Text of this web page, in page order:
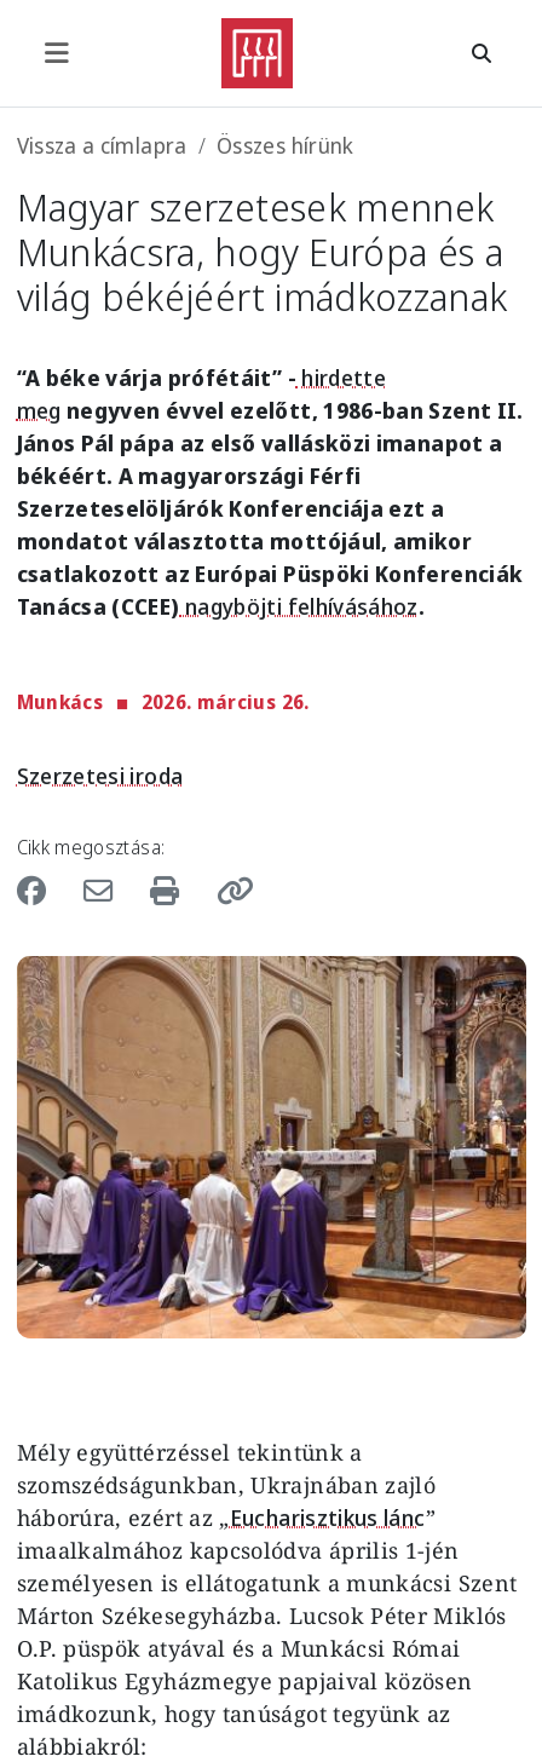
Morzsa
Vissza a címlapra Összes hírünk
Magyar szerzetesek mennek
Munkácsra, hogy Európa és a
világ békéjéért imádkozzanak
“A béke várja prófétáit” - hirdette
meg negyven évvel ezelőtt, 1986-ban Szent II.
János Pál pápa az első vallásközi imanapot a
békéért. A magyarországi Férfi
Szerzeteselöljárók Konferenciája ezt a
mondatot választotta mottójául, amikor
csatlakozott az Európai Püspöki Konferenciák
Tanácsa (CCEE) nagyböjti felhívásához.
Munkács 2026. március 26.
Szerzetesi iroda
Cikk megosztása:
Image
Mély együttérzéssel tekintünk a
szomszédságunkban, Ukrajnában zajló
háborúra, ezért az „Eucharisztikus lánc”
imaalkalmához kapcsolódva április 1-jén
személyesen is ellátogatunk a munkácsi Szent
Márton Székesegyházba. Lucsok Péter Miklós
O.P. püspök atyával és a Munkácsi Római
Katolikus Egyházmegye papjaival közösen
imádkozunk, hogy tanúságot tegyünk az
alábbiakról: